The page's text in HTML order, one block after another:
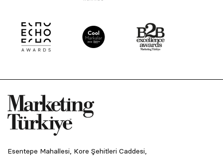
Esentepe Mahallesi, Kore Şehitleri Caddesi,